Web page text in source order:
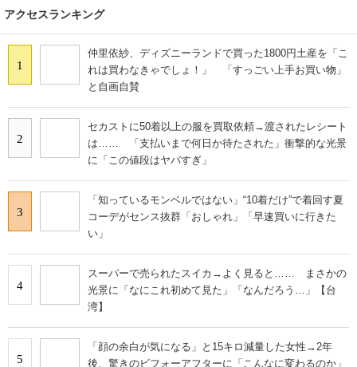
アクセスランキング
1
仲里依紗、ディズニーランドで買った1800円土産を「こ
れは買わなきゃでしょ！」 「すっごい上手お買い物」
と自画自賛
2
セカストに50着以上の服を買取依頼→渡されたレシート
は…… 「支払いまで何日か待たされた」衝撃的な光景
に「この値段はヤバすぎ」
3
「知っているモンベルではない」“10着だけ”で着回す夏
コーデがセンス抜群「おしゃれ」「早速買いに行きた
い」
4
スーパーで売られたスイカ→よく見ると…… まさかの
光景に「なにこれ初めて見た」「なんだろう…」【台
湾】
5
「顔の余白が気になる」と15キロ減量した女性→2年
後、驚きのビフォーアフターに「こんなに変わるのか」